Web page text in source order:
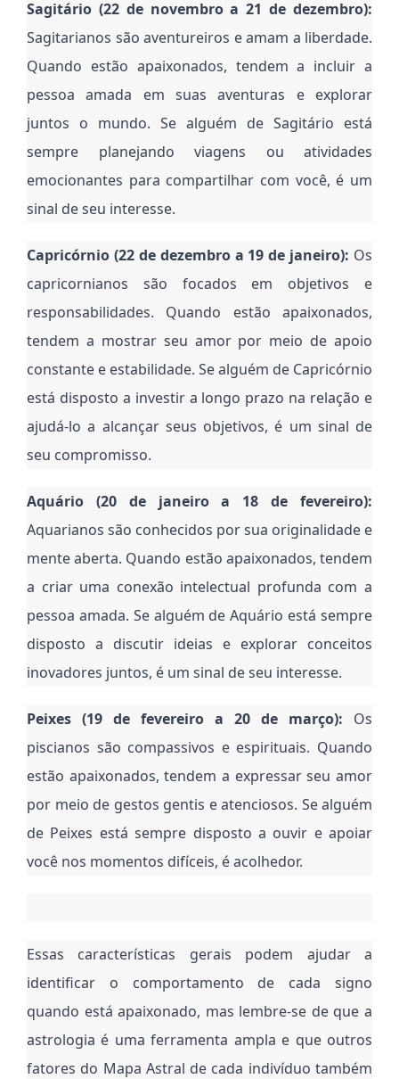
Sagitário (22 de novembro a 21 de dezembro):
Sagitarianos são aventureiros e amam a liberdade.
Quando estão apaixonados, tendem a incluir a
pessoa amada em suas aventuras e explorar
juntos o mundo. Se alguém de Sagitário está
sempre planejando viagens ou atividades
emocionantes para compartilhar com você, é um
sinal de seu interesse.
Capricórnio (22 de dezembro a 19 de janeiro): Os
capricornianos são focados em objetivos e
responsabilidades. Quando estão apaixonados,
tendem a mostrar seu amor por meio de apoio
constante e estabilidade. Se alguém de Capricórnio
está disposto a investir a longo prazo na relação e
ajudá-lo a alcançar seus objetivos, é um sinal de
seu compromisso.
Aquário (20 de janeiro a 18 de fevereiro):
Aquarianos são conhecidos por sua originalidade e
mente aberta. Quando estão apaixonados, tendem
a criar uma conexão intelectual profunda com a
pessoa amada. Se alguém de Aquário está sempre
disposto a discutir ideias e explorar conceitos
inovadores juntos, é um sinal de seu interesse.
Peixes (19 de fevereiro a 20 de março): Os
piscianos são compassivos e espirituais. Quando
estão apaixonados, tendem a expressar seu amor
por meio de gestos gentis e atenciosos. Se alguém
de Peixes está sempre disposto a ouvir e apoiar
você nos momentos difíceis, é acolhedor.
Essas características gerais podem ajudar a
identificar o comportamento de cada signo
quando está apaixonado, mas lembre-se de que a
astrologia é uma ferramenta ampla e que outros
fatores do Mapa Astral de cada indivíduo também